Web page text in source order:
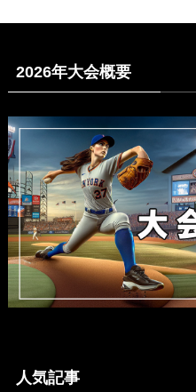
2026年大会概要
人気記事